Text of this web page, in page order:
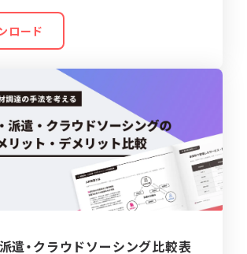
ード
遣・クラウドソーシング比較表